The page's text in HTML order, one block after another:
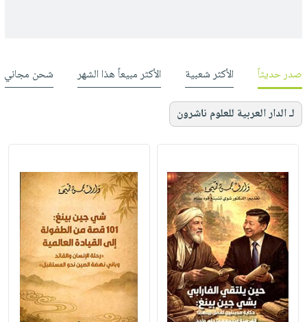
صدر حديثاً الأكثر شعبية الأكثر مبيعاً هذا الشهر شحن مجاني
لـ الدار العربية للعلوم ناشرون